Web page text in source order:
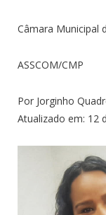
Câmara Municipal
ASSCOM/CMP
Por Jorginho
Atualizado em: 12